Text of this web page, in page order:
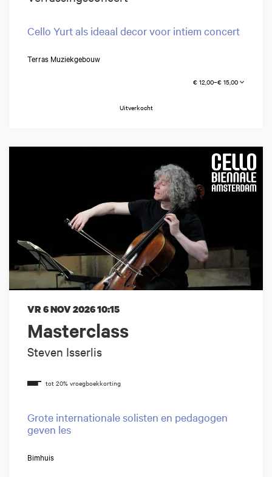
Cello Yurt als ideaal decor voor intiem concert
Terras Muziekgebouw
€ 12,00–€ 15,00
Uitverkocht
Masterclass
Steven Isserlis
VR 6 NOV 202610:15
Grote internationale solisten en pedagogen
geven les
Bimhuis